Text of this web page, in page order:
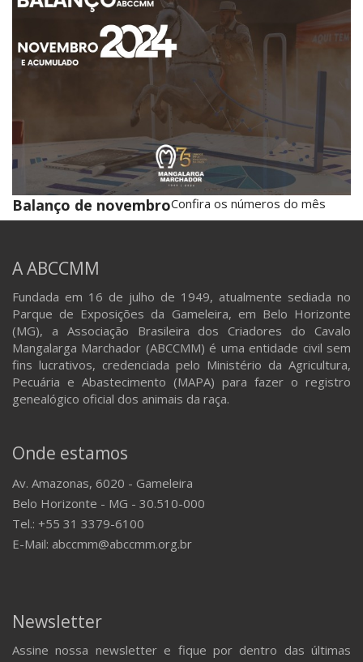
Balanço de novembroConfira os números do mês
A ABCCMM
Fundada em 16 de julho de 1949, atualmente sediada no
Parque de Exposições da Gameleira, em Belo Horizonte
(MG), a Associação Brasileira dos Criadores do Cavalo
Mangalarga Marchador (ABCCMM) é uma entidade civil sem
fins lucrativos, credenciada pelo Ministério da Agricultura,
Pecuária e Abastecimento (MAPA) para fazer o registro
genealógico oficial dos animais da raça.
Onde estamos
Av. Amazonas, 6020 - Gameleira
Belo Horizonte - MG - 30.510-000
Tel.: +55 31 3379-6100
E-Mail: abccmm@abccmm.org.br
Newsletter
Assine nossa newsletter e fique por dentro das últimas